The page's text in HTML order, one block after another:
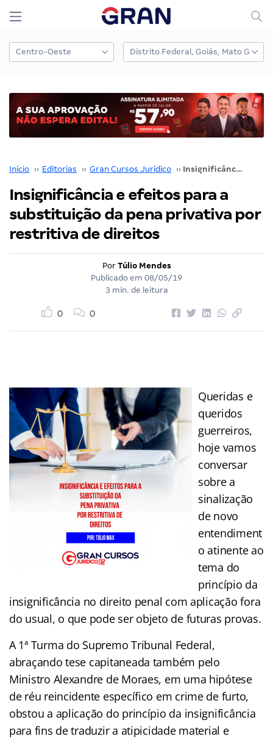
Início ›› Editorias ›› Gran Cursos Jurídico ›› Insignificância e efeitos para a substituição da pena privativa por restritiva de direitos
Insignificância e efeitos para a
substituição da pena privativa por
restritiva de direitos
Por Túlio Mendes
Publicado em 08/05/19
3 min. de leitura
0 0
Queridas e
queridos
guerreiros,
hoje vamos
conversar
sobre a
sinalização
de novo
entendiment
o atinente ao
tema do
princípio da
insignificância no direito penal com aplicação fora
do usual, o que pode ser objeto de futuras provas.
A 1ª Turma do Supremo Tribunal Federal,
abraçando tese capitaneada também pelo
Ministro Alexandre de Moraes, em uma hipótese
de réu reincidente específico em crime de furto,
obstou a aplicação do princípio da insignificância
para fins de traduzir a atipicidade material e